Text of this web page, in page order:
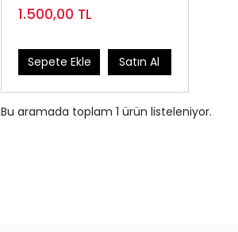
1.500,00 TL
Sepete Ekle Satın Al
Bu aramada toplam 1 ürün listeleniyor.